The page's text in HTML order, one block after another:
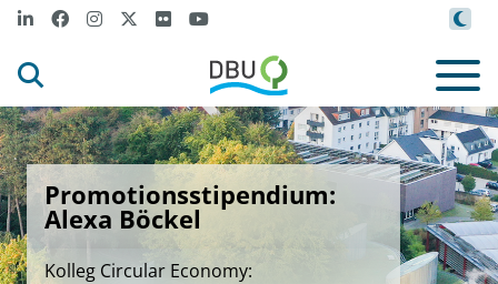
Promotionsstipendium:
Alexa Böckel
Kolleg Circular Economy: